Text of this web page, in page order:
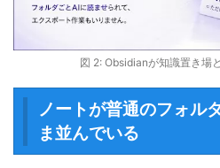
図 2: Obsidianが知識置き場
ノートが普通のフォル
ま並んでいる